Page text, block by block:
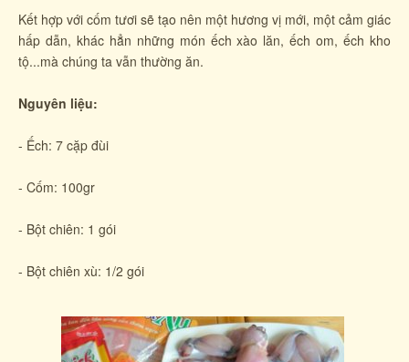
Kết hợp với cốm tươi sẽ tạo nên một hương vị mới, một cảm giác
hấp dẫn, khác hẳn những món ếch xào lăn, ếch om, ếch kho
tộ...mà chúng ta vẫn thường ăn.
Nguyên liệu:
- Ếch: 7 cặp đùi
- Cốm: 100gr
- Bột chiên: 1 gói
- Bột chiên xù: 1/2 gói